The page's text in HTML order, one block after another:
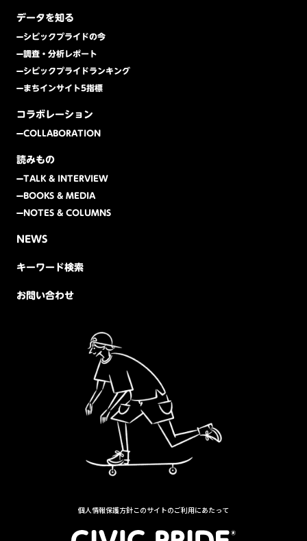
データを知る
シビックプライドの今
調査・分析レポート
シビックプライドランキング
まちインサイト5指標
コラボレーション
COLLABORATION
読みもの
TALK & INTERVIEW
BOOKS & MEDIA
NOTES & COLUMNS
NEWS
キーワード検索
お問い合わせ
個人情報保護方針このサイトのご利用にあたって